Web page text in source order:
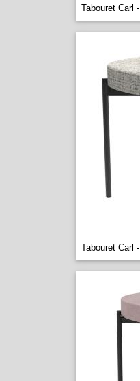
Tabouret Carl -
Tabouret Carl -